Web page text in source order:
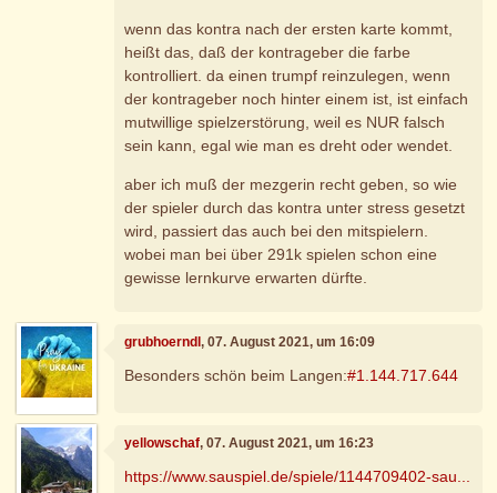
wenn das kontra nach der ersten karte kommt,
heißt das, daß der kontrageber die farbe
kontrolliert. da einen trumpf reinzulegen, wenn
der kontrageber noch hinter einem ist, ist einfach
mutwillige spielzerstörung, weil es NUR falsch
sein kann, egal wie man es dreht oder wendet.
aber ich muß der mezgerin recht geben, so wie
der spieler durch das kontra unter stress gesetzt
wird, passiert das auch bei den mitspielern.
wobei man bei über 291k spielen schon eine
gewisse lernkurve erwarten dürfte.
grubhoerndl, 07. August 2021, um 16:09
Besonders schön beim Langen:#1.144.717.644
yellowschaf, 07. August 2021, um 16:23
https://www.sauspiel.de/spiele/1144709402-sau...